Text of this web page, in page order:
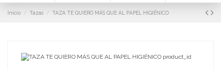
Inicio Tazas TAZA TE QUIERO MÁS QUE AL PAPEL HIGIÉNICO